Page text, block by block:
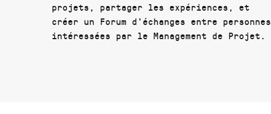
projets, partager les expériences, et
créer un Forum d'échanges entre personnes
intéressées par le Management de Projet.